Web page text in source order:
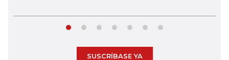
SUSCRÍBASE YA